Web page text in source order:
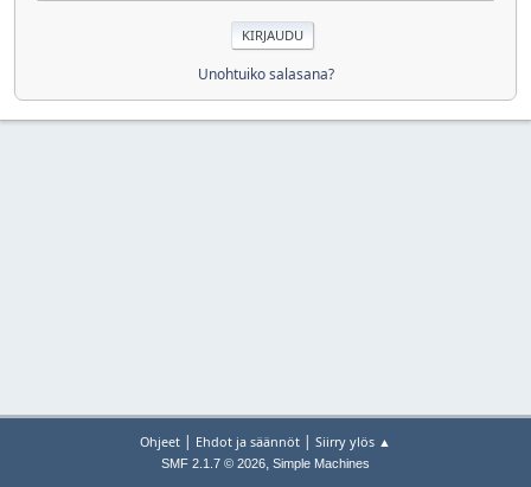
Unohtuiko salasana?
Ohjeet | Ehdot ja säännöt | Siirry ylös ▲
SMF 2.1.7 © 2026, Simple Machines